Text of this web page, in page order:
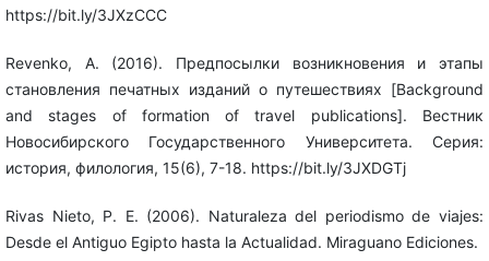
https://bit.ly/3JXzCCC
Revenko, A. (2016). Предпосылки возникновения и этапы
становления печатных изданий о путешествиях [Background
and stages of formation of travel publications]. Вестник
Новосибирского Государственного Университета. Серия:
история, филология, 15(6), 7-18. https://bit.ly/3JXDGTj
Rivas Nieto, P. E. (2006). Naturaleza del periodismo de viajes:
Desde el Antiguo Egipto hasta la Actualidad. Miraguano Ediciones.